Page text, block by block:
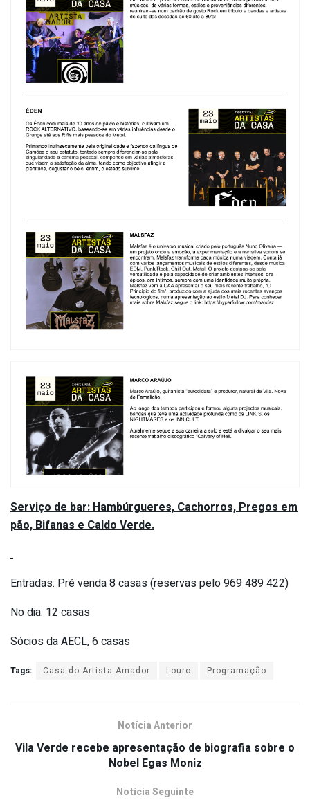
Serviço de bar: Hambúrgueres, Cachorros, Pregos em
pão, Bifanas e Caldo Verde.
Entradas: Pré venda 8 casas (reservas pelo 969 489 422)
No dia: 12 casas
Sócios da AECL, 6 casas
Tags: Casa do Artista Amador Louro Programação
Notícia Anterior
Vila Verde recebe apresentação de biografia sobre o
Nobel Egas Moniz
Notícia Seguinte